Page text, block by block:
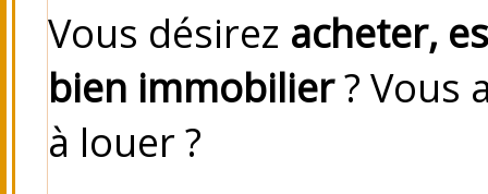
Vous désirez acheter,
bien immobilier? Vous
à louer ?